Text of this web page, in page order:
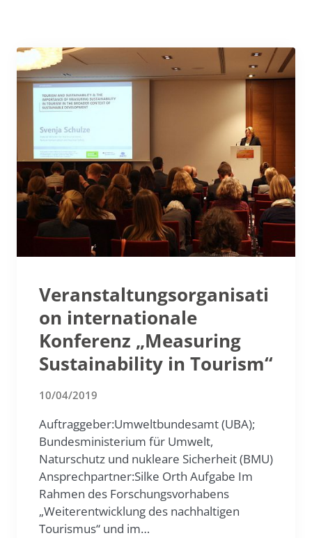
Veranstaltungsorganisati
on internationale
Konferenz „Measuring
Sustainability in Tourism“
10/04/2019
Auftraggeber:Umweltbundesamt (UBA);
Bundesministerium für Umwelt,
Naturschutz und nukleare Sicherheit (BMU)
Ansprechpartner:Silke Orth Aufgabe Im
Rahmen des Forschungsvorhabens
„Weiterentwicklung des nachhaltigen
Tourismus“ und im…